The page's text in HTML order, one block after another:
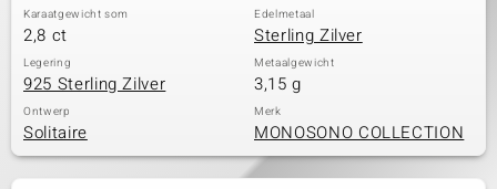
Karaatgewicht som
2,8 ct
Edelmetaal
Sterling Zilver
Legering
925 Sterling Zilver
Metaalgewicht
3,15 g
Ontwerp
Solitaire
Merk
MONOSONO COLLECTION